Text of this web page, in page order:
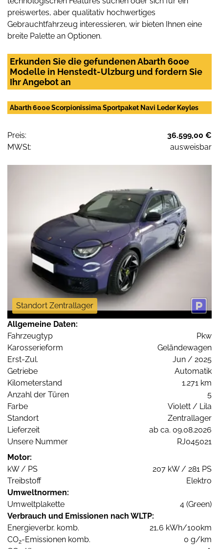
preiswertes, aber qualitativ hochwertiges
Gebrauchtfahrzeug interessieren, wir bieten Ihnen eine
breite Palette an Optionen.
Erkunden Sie die gefundenen Abarth 600e
Modelle in Henstedt-Ulzburg und fordern Sie
Ihr Angebot an
Abarth 600e Scorpionissima Sportpaket Navi Leder Keyles
Preis:
36.599,00 €
MWSt:
ausweisbar
Standort Zentrallager
Allgemeine Daten:
Fahrzeugtyp
Pkw
Karosserieform
Geländewagen
Erst-Zul.
Jun / 2025
Getriebe
Automatik
Kilometerstand
1.271 km
Anzahl der Türen
5
Farbe
Violett / Lila
Standort
Zentrallager
Lieferzeit
ab ca. 09.08.2026
Unsere Nummer
RJ045021
Motor:
kW / PS
207 kW / 281 PS
Treibstoff
Elektro
Umweltnormen:
Umweltplakette
4 (Green)
Verbrauch und Emissionen nach WLTP:
Energieverbr. komb.
21,6 kWh/100km
CO2-Emissionen komb.
0 g/km